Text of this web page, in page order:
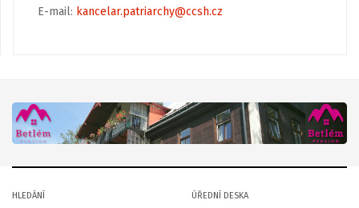
E-mail: kancelar.patriarchy@ccsh.cz
HLEDÁNÍ
ÚŘEDNÍ DESKA